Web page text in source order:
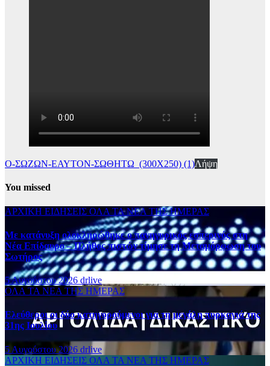
Ο-ΣΩΖΩΝ-ΕΑΥΤΟΝ-ΣΩΘΗΤΩ_(300Χ250) (1)Λήψη
You missed
ΑΡΧΙΚΗ ΕΙΔΗΣΕΙΣ ΟΛΑ ΤΑ ΝΕΑ ΤΗΣ ΗΜΕΡΑΣ
Με κατάνυξη ολοκληρώθηκε ο πανηγυρικός εσπερινός στη
Νέα Επίδαυρο – Πλήθος πιστών τίμησε τη Μεταμόρφωση του
Σωτήρος
5 Αυγούστου 2026 drlive
ΟΛΑ ΤΑ ΝΕΑ ΤΗΣ ΗΜΕΡΑΣ
Ελεύθεροι οι δύο κατηγορούμενοι για τη μεγάλη πυρκαγιά της
31ης Ιουλίου
5 Αυγούστου 2026 drlive
ΑΡΧΙΚΗ ΕΙΔΗΣΕΙΣ ΟΛΑ ΤΑ ΝΕΑ ΤΗΣ ΗΜΕΡΑΣ